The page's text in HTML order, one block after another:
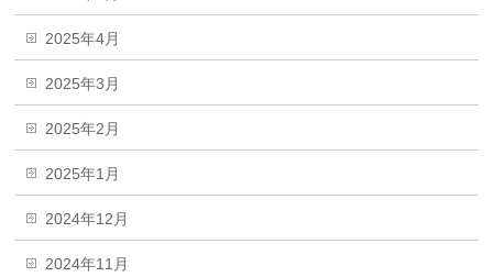
2025年4月
2025年3月
2025年2月
2025年1月
2024年12月
2024年11月